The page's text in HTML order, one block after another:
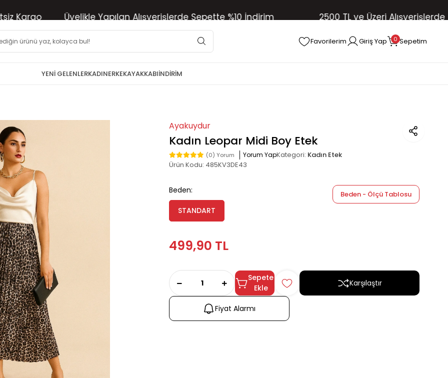
Üyelikle Yapılan Alışverişlerde Sepette %10 İndirim 2500 TL ve Üzeri Alışverişlerde
Favorilerim Giriş Yap 0 Sepetim
YENİ GELENLERKADINERKEKAYAKKABIİNDİRİM
Ayakuydur
Kadın Leopar Midi Boy Etek
(0) Yorum Yorum YapKategori: Kadın Etek
Ürün Kodu: 485KV3DE43
Beden:
STANDART
Beden - Ölçü Tablosu
499,90 TL
Sepete
Ekle
Karşılaştır
Fiyat Alarmı